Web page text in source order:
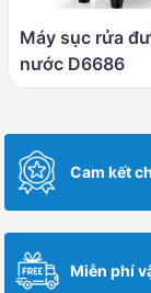
Máy sục rửa
nước D6686
Cam kết
Miễn phí